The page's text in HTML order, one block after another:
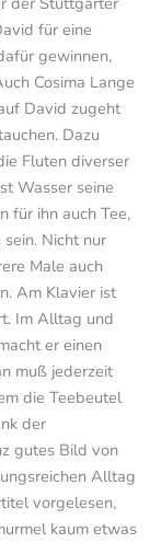
für eine
gewinnen,
Cosima Lange
David zugeht
Dazu
Fluten diverser
Wasser seine
für ihn auch Tee,
sein. Nicht nur
Male auch
Am Klavier ist
Im Alltag und
er einen
muß jederzeit
die Teebeutel
der
gutes Bild von
Alltag
vorgelesen,
kaum etwas